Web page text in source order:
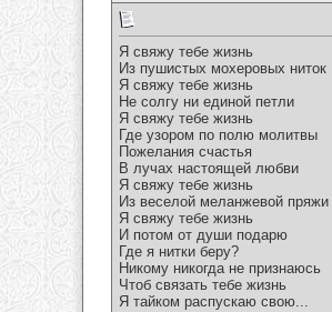
Я свяжу тебе жизнь
Из пушистых мохеровых ниток
Я свяжу тебе жизнь
Не солгу ни единой петли
Я свяжу тебе жизнь
Где узором по полю молитвы
Пожелания счастья
В лучах настоящей любви
Я свяжу тебе жизнь
Из веселой меланжевой пряжи
Я свяжу тебе жизнь
И потом от души подарю
Где я нитки беру?
Никому никогда не признаюсь
Чтоб связать тебе жизнь
Я тайком распускаю свою...